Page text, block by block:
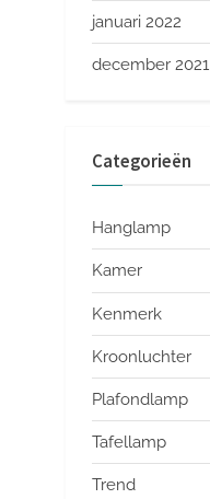
januari 2022
december 2021
Categorieën
Hanglamp
Kamer
Kenmerk
Kroonluchter
Plafondlamp
Tafellamp
Trend